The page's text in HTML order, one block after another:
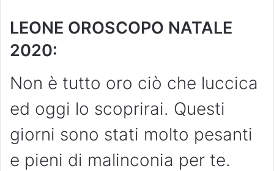
LEONE OROSCOPO NATALE
2020:
Non è tutto oro ciò che luccica
ed oggi lo scoprirai. Questi
giorni sono stati molto pesanti
e pieni di malinconia per te.